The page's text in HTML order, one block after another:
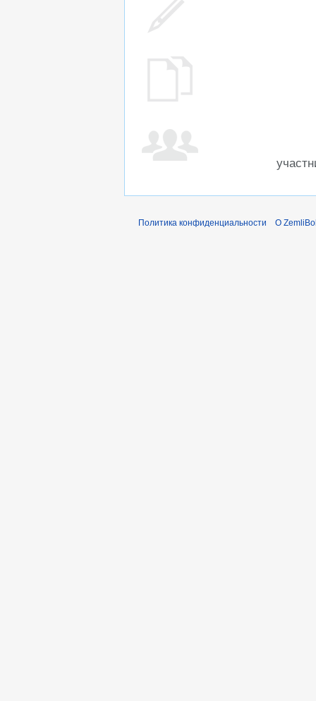
Политика конфиденциальности О